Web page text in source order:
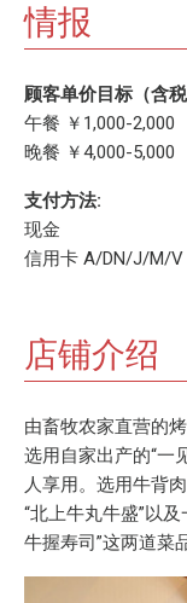
情报
顾客单价目标（含
午餐 ￥1,000-2,000
晚餐 ￥4,000-5,000
支付方法:
现金
信用卡 A/DN/J/M/V
店铺介绍
由畜牧农家直营的
选用自家出产的“一
人享用。选用牛背
“北上牛丸牛盛”以
牛握寿司”这两道菜